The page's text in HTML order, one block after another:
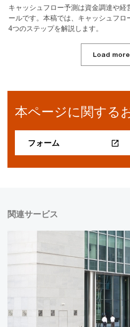
キャッシュフロー予測は資金調達や経
ールです。本稿では、キャッシュフロ
4つのステップを解説します。
Load more
本ページに関する
フォーム
関連サービス